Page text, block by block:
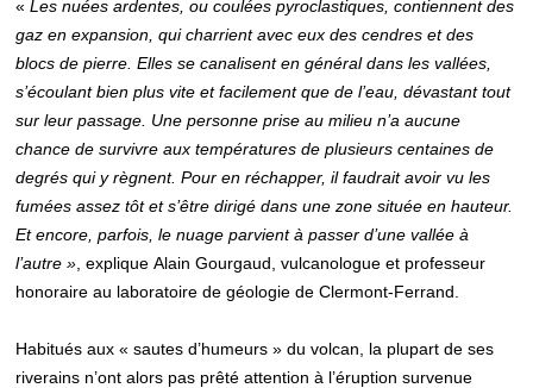
«Les nuées ardentes, ou coulées pyroclastiques, contiennent des
gaz en expansion, qui charrient avec eux des cendres et des
blocs de pierre. Elles se canalisent en général dans les vallées,
s’écoulant bien plus vite et facilement que de l’eau, dévastant tout
sur leur passage. Une personne prise au milieu n’a aucune
chance de survivre aux températures de plusieurs centaines de
degrés qui y règnent. Pour en réchapper, il faudrait avoir vu les
fumées assez tôt et s’être dirigé dans une zone située en hauteur.
Et encore, parfois, le nuage parvient à passer d’une vallée à
l’autre » , explique Alain Gourgaud, vulcanologue et professeur
honoraire au laboratoire de géologie de Clermont-Ferrand.
Habitués aux « sautes d’humeurs » du volcan, la plupart de ses
riverains n’ont alors pas prêté attention à l’éruption survenue